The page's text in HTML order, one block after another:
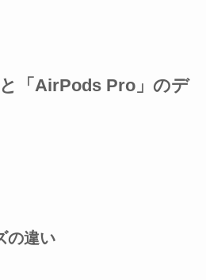
と「AirPods Pro」のデ
の違い